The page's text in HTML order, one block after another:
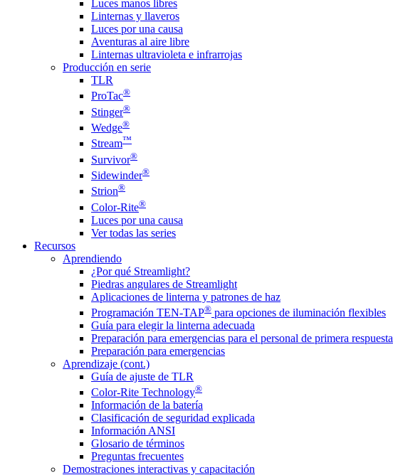
Luces manos libres
Linternas y llaveros
Luces por una causa
Aventuras al aire libre
Linternas ultravioleta e infrarrojas
Producción en serie
TLR
ProTac®
Stinger®
Wedge®
Stream™
Survivor®
Sidewinder®
Strion®
Color-Rite®
Luces por una causa
Ver todas las series
Recursos
Aprendiendo
¿Por qué Streamlight?
Piedras angulares de Streamlight
Aplicaciones de linterna y patrones de haz
Programación TEN-TAP® para opciones de iluminación flexibles
Guía para elegir la linterna adecuada
Preparación para emergencias para el personal de primera respuesta
Preparación para emergencias
Aprendizaje (cont.)
Guía de ajuste de TLR
Color-Rite Technology®
Información de la batería
Clasificación de seguridad explicada
Información ANSI
Glosario de términos
Preguntas frecuentes
Demostraciones interactivas y capacitación